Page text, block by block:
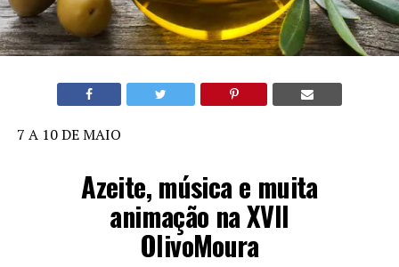
7 A 10 DE MAIO
Azeite, música e muita
animação na XVII
OlivoMoura